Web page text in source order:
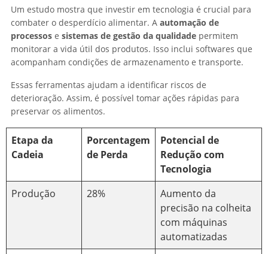
Um estudo mostra que investir em tecnologia é crucial para
combater o desperdício alimentar. A automação de
processos e sistemas de gestão da qualidade permitem
monitorar a vida útil dos produtos. Isso inclui softwares que
acompanham condições de armazenamento e transporte.
Essas ferramentas ajudam a identificar riscos de
deterioração. Assim, é possível tomar ações rápidas para
preservar os alimentos.
Etapa da
Cadeia
Porcentagem
de Perda
Potencial de
Redução com
Tecnologia
Produção
28%
Aumento da
precisão na colheita
com máquinas
automatizadas